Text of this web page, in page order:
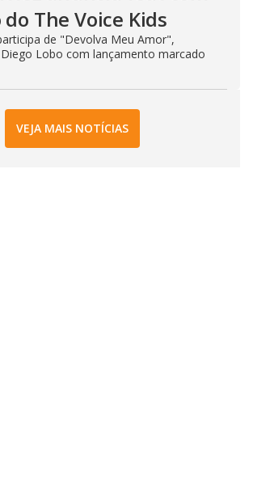
The Voice Kids
de "Devolva Meu Amor",
Lobo com lançamento marcado
VEJA MAIS NOTÍCIAS